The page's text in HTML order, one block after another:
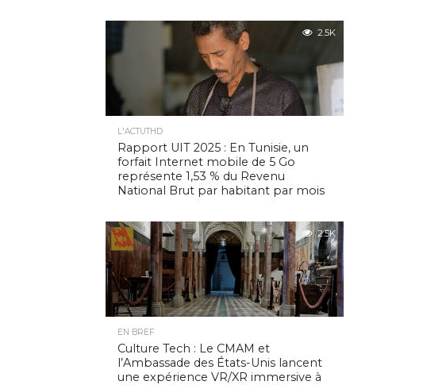
2.5K
L'ACTUTHD
Rapport UIT 2025 : En Tunisie, un
forfait Internet mobile de 5 Go
représente 1,53 % du Revenu
National Brut par habitant par mois
2.5K
EN BREF
Culture Tech : Le CMAM et
l’Ambassade des États-Unis lancent
une expérience VR/XR immersive à